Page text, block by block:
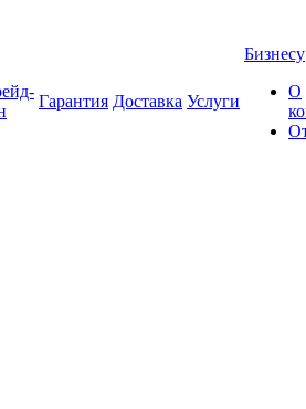
Гарантия Доставка Услуги
Бизнесу
О